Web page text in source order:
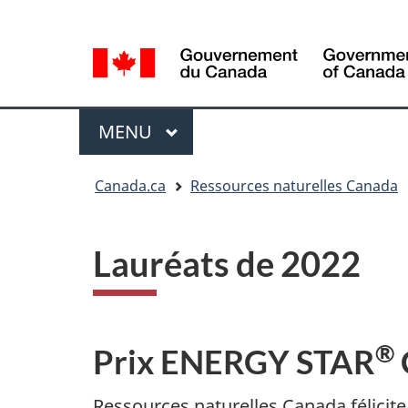
de
la
langue
selection
Menu
MENU PRINCIPAL
Canada.ca Ressources naturelles Canada
Lauréats de 2022
Prix ENERGY STAR®